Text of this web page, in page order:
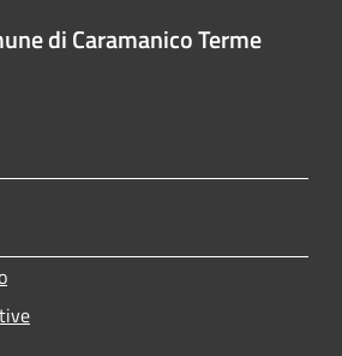
di Caramanico Terme